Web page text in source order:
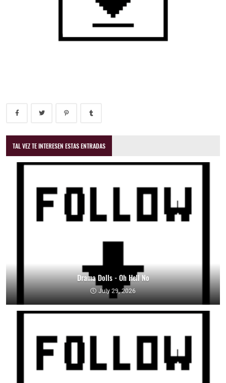
TAL VEZ TE INTERESEN ESTAS ENTRADAS
Drama Dolls - Oh Hell No
July 29, 2026